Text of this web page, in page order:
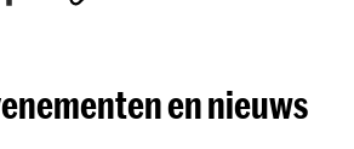
en nieuws